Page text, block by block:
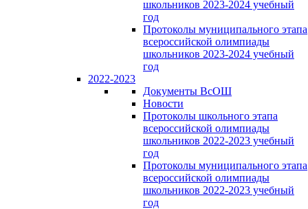
школьников 2023-2024 учебный
год
Протоколы муниципального этапа
всероссийской олимпиады
школьников 2023-2024 учебный
год
2022-2023
Документы ВсОШ
Новости
Протоколы школьного этапа
всероссийской олимпиады
школьников 2022-2023 учебный
год
Протоколы муниципального этапа
всероссийской олимпиады
школьников 2022-2023 учебный
год